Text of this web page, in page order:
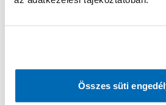
Összes süti